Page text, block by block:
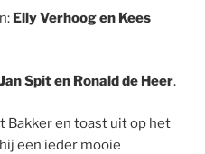
Elly Verhoog en Kees
Jan Spit en Ronald de Heer.
Bakker en toast uit op het
een ieder mooie